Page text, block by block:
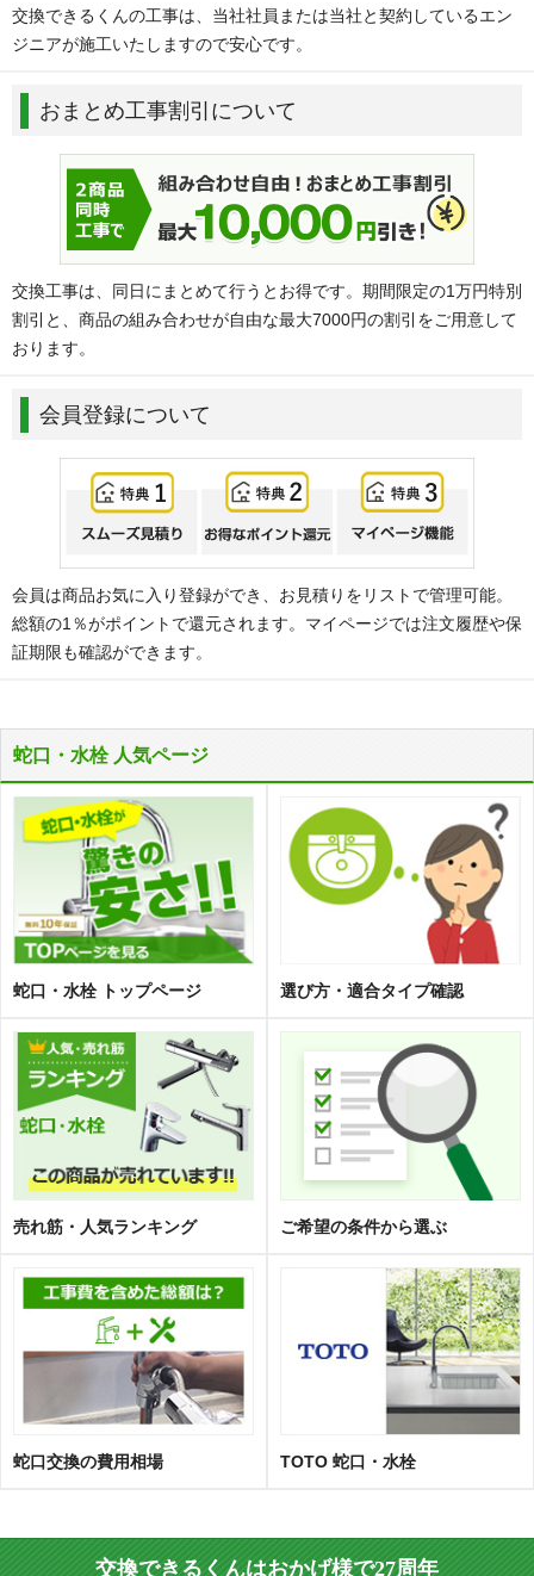
交換できるくんの工事は、当社社員または当社と契約しているエン
ジニアが施工いたしますので安心です。
おまとめ工事割引について
交換工事は、同日にまとめて行うとお得です。期間限定の1万円特別
割引と、商品の組み合わせが自由な最大7000円の割引をご用意して
おります。
会員登録について
会員は商品お気に入り登録ができ、お見積りをリストで管理可能。
総額の1％がポイントで還元されます。マイページでは注文履歴や保
証期限も確認ができます。
蛇口・水栓 人気ページ
蛇口・水栓 トップページ 選び方・適合タイプ確認
売れ筋・人気ランキング ご希望の条件から選ぶ
蛇口交換の費用相場 TOTO 蛇口・水栓
交換できるくんはおかげ様で27周年